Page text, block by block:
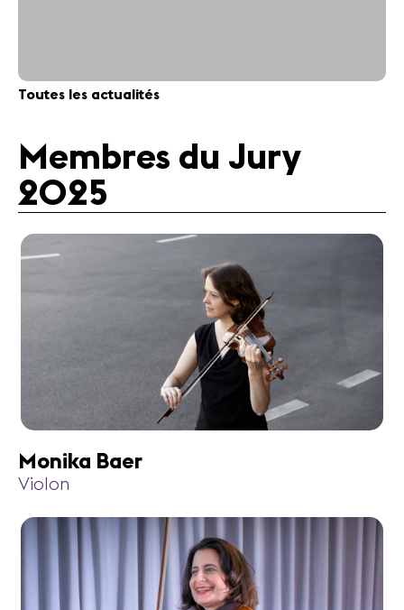
Toutes les actualités
Membres du Jury
2025
Monika Baer
Violon